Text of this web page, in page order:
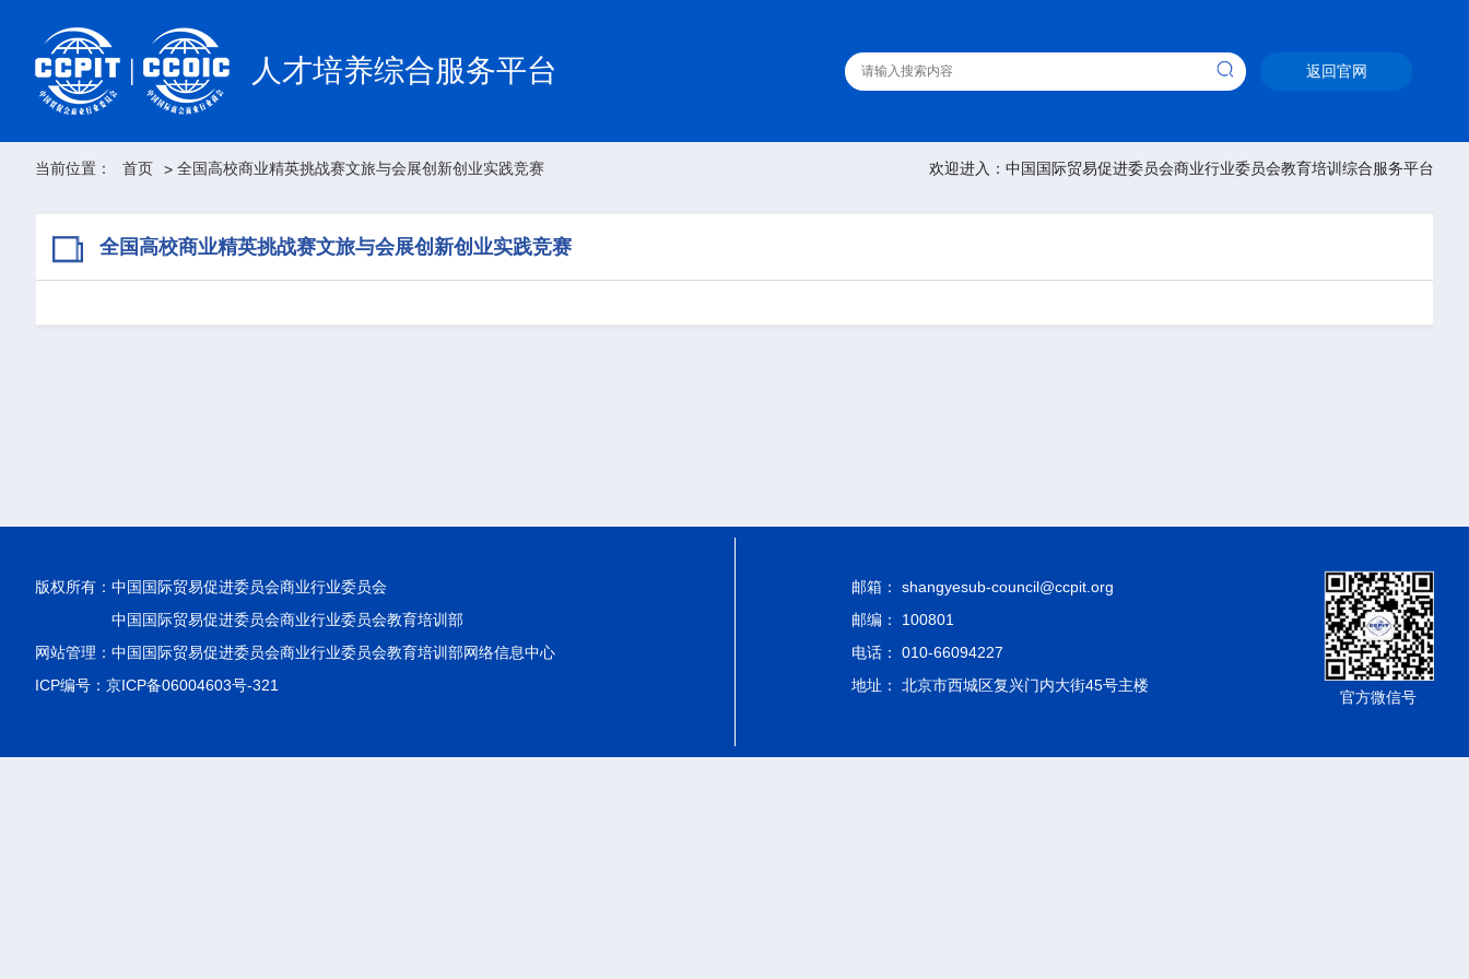
人才培养综合服务平台 返回官网
当前位置： 首页 > 全国高校商业精英挑战赛文旅与会展创新创业实践竞赛 欢迎进入：中国国际贸易促进委员会商业行业委员会教育培训综合服务平台
全国高校商业精英挑战赛文旅与会展创新创业实践竞赛
版权所有： 中国国际贸易促进委员会商业行业委员会
中国国际贸易促进委员会商业行业委员会教育培训部
网站管理：中国国际贸易促进委员会商业行业委员会教育培训部网络信息中心
ICP编号：京ICP备06004603号-321
邮箱： shangyesub-council@ccpit.org
邮编： 100801
电话： 010-66094227
地址： 北京市西城区复兴门内大街45号主楼
官方微信号